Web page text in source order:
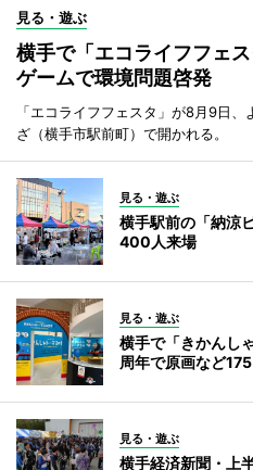
見る・遊ぶ
横手で「エコライフフェ
ゲームで環境問題啓発
「エコライフフェスタ」が8月9日
ざ（横手市駅前町）で開かれる。
見る・遊ぶ
横手駅前の「納涼
400人来場
見る・遊ぶ
横手で「きかんし
周年で原画など
見る・遊ぶ
横手経済新聞・上